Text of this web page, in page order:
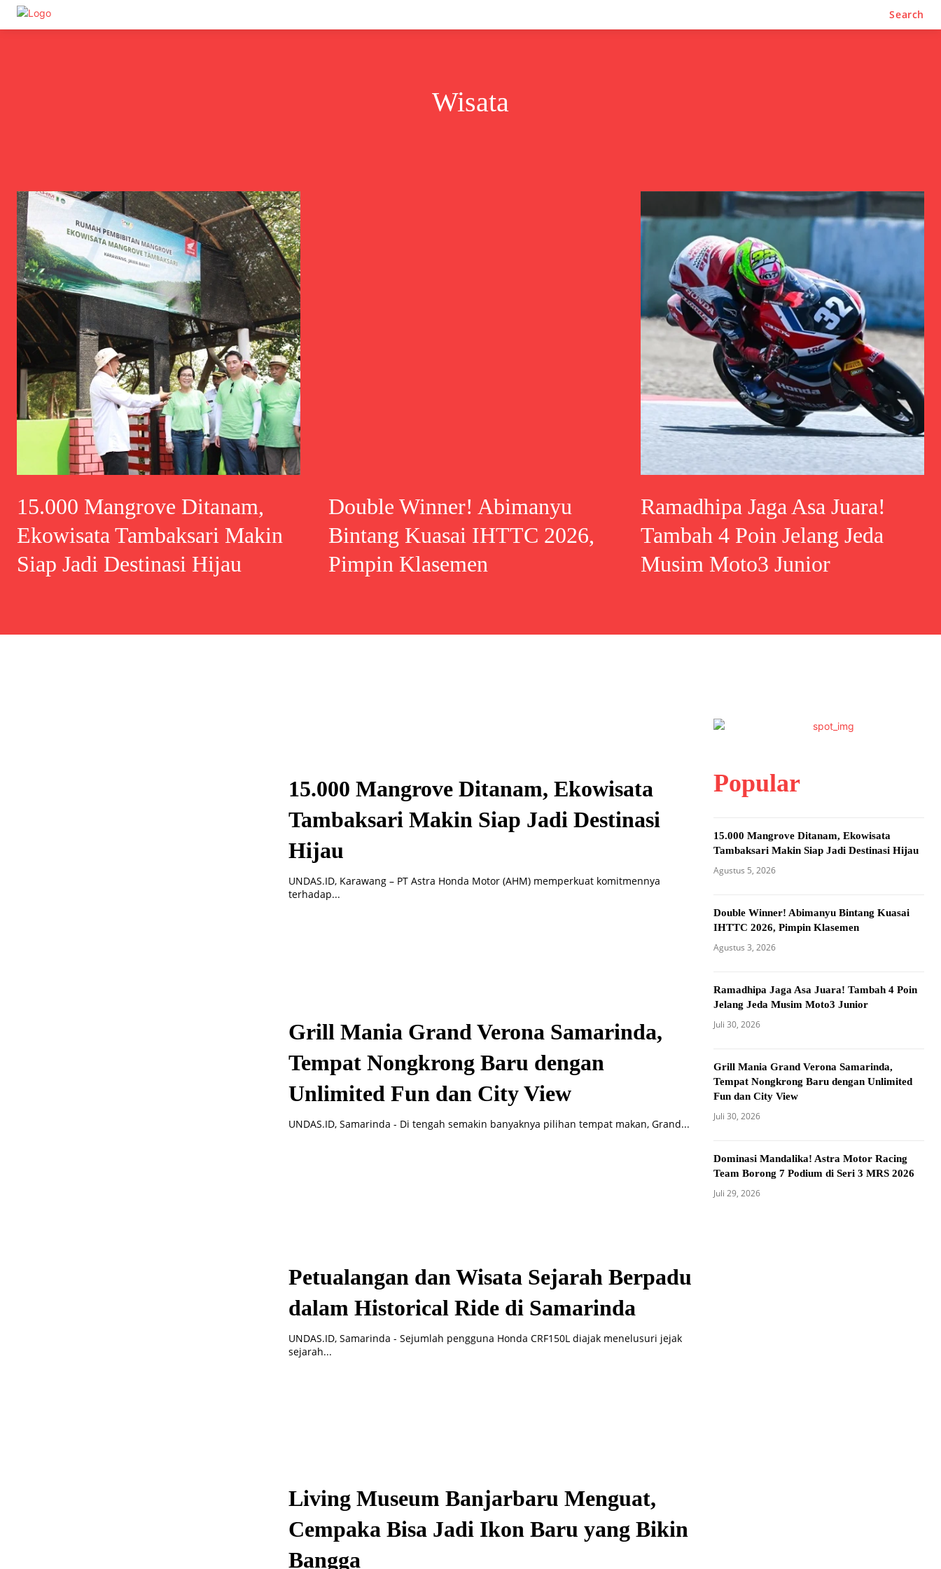
Search
Wisata
15.000 Mangrove Ditanam,
Ekowisata Tambaksari Makin
Siap Jadi Destinasi Hijau
Double Winner! Abimanyu
Bintang Kuasai IHTTC 2026,
Pimpin Klasemen
Ramadhipa Jaga Asa Juara!
Tambah 4 Poin Jelang Jeda
Musim Moto3 Junior
15.000 Mangrove Ditanam, Ekowisata
Tambaksari Makin Siap Jadi Destinasi
Hijau
UNDAS.ID, Karawang – PT Astra Honda Motor (AHM) memperkuat komitmennya
terhadap...
Grill Mania Grand Verona Samarinda,
Tempat Nongkrong Baru dengan
Unlimited Fun dan City View
UNDAS.ID, Samarinda - Di tengah semakin banyaknya pilihan tempat makan, Grand...
Petualangan dan Wisata Sejarah Berpadu
dalam Historical Ride di Samarinda
UNDAS.ID, Samarinda - Sejumlah pengguna Honda CRF150L diajak menelusuri jejak
sejarah...
Living Museum Banjarbaru Menguat,
Cempaka Bisa Jadi Ikon Baru yang Bikin
Bangga
Popular
15.000 Mangrove Ditanam, Ekowisata
Tambaksari Makin Siap Jadi Destinasi Hijau
Agustus 5, 2026
Double Winner! Abimanyu Bintang Kuasai
IHTTC 2026, Pimpin Klasemen
Agustus 3, 2026
Ramadhipa Jaga Asa Juara! Tambah 4 Poin
Jelang Jeda Musim Moto3 Junior
Juli 30, 2026
Grill Mania Grand Verona Samarinda,
Tempat Nongkrong Baru dengan Unlimited
Fun dan City View
Juli 30, 2026
Dominasi Mandalika! Astra Motor Racing
Team Borong 7 Podium di Seri 3 MRS 2026
Juli 29, 2026